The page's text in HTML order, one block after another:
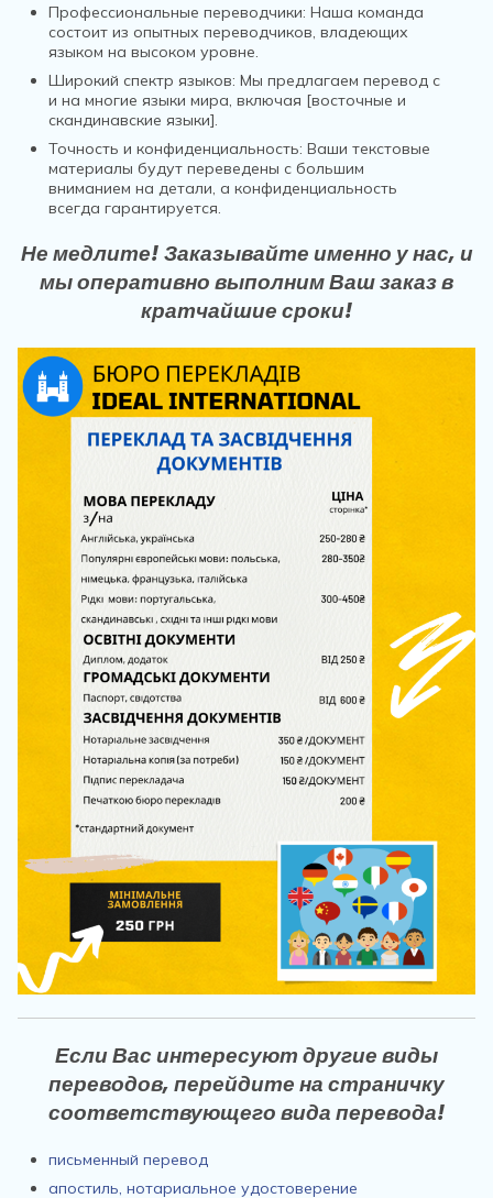
Профессиональные переводчики: Наша команда
состоит из опытных переводчиков, владеющих
языком на высоком уровне.
Широкий спектр языков: Мы предлагаем перевод с
и на многие языки мира, включая [восточные и
скандинавские языки].
Точность и конфиденциальность: Ваши текстовые
материалы будут переведены с большим
вниманием на детали, а конфиденциальность
всегда гарантируется.
Не медлите! Заказывайте именно у нас, и
мы оперативно выполним Ваш заказ в
кратчайшие сроки!
Если Вас интересуют другие виды
переводов, перейдите на страничку
соответствующего вида перевода!
письменный перевод
апостиль, нотариальное удостоверение